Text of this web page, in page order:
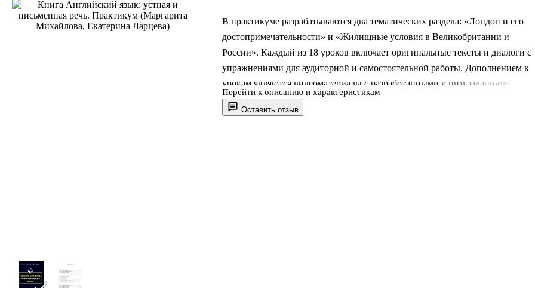
Оставить отзыв
В практикуме разрабатываются два тематических раздела: «Лондон и его
достопримечательности» и «Жилищные условия в Великобритании и
России». Каждый из 18 уроков включает оригинальные тексты и диалоги с
упражнениями для аудиторной и самостоятельной работы. Дополнением к
урокам являются видеоматериалы с разработанными к ним заданиями.
Для студентов бакалавриата 1-го курса направлений «Фундаментальная и
прикладная лингвистика» и «Филология» (программа «Современные
Перейти к описанию и характеристикам